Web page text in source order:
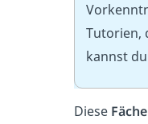
Tutorien,
kannst
Diese